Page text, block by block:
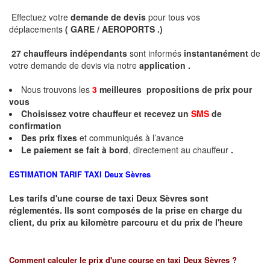
Effectuez votre demande de devis pour tous vos
déplacements ( GARE / AEROPORTS .)
27 chauffeurs indépendants sont informés instantanément de
votre demande de devis via notre application .
Nous trouvons les 3 meilleures propositions de prix pour
vous
Choisissez votre chauffeur et recevez un SMS de
confirmation
Des prix fixes et communiqués à l’avance
Le paiement se fait à bord, directement au chauffeur .
ESTIMATION TARIF TAXI Deux Sèvres
Les tarifs d'une course de taxi Deux Sèvres sont
réglementés. Ils sont composés de la prise en charge du
client, du prix au kilomètre parcouru et du prix de l'heure
Comment calculer le prix d'une course en taxi Deux Sèvres ?